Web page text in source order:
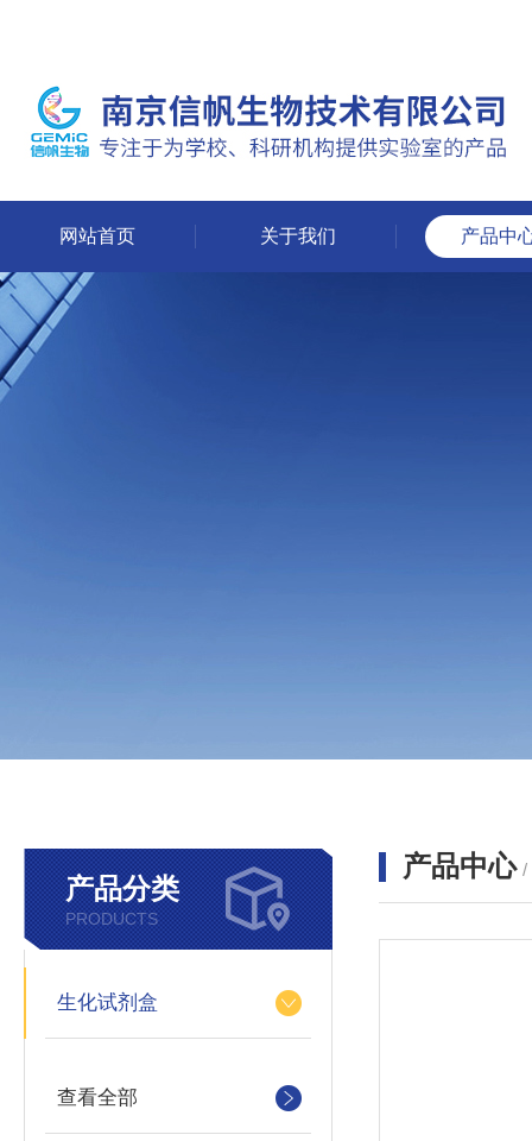
网站首页 关于我们 产品中
产品分类
PRODUCTS
生化试剂盒
查看全部
产品中心 /